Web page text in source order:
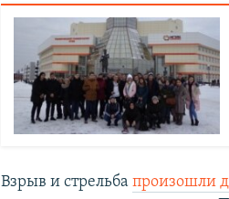
Взрыв и стрельбапроизошли